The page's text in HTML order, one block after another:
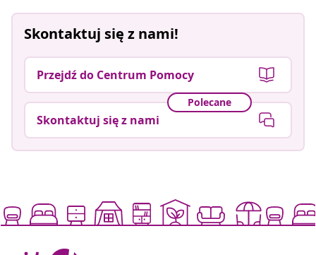
Skontaktuj się z nami!
Przejdź do Centrum Pomocy
Polecane
Skontaktuj się z nami